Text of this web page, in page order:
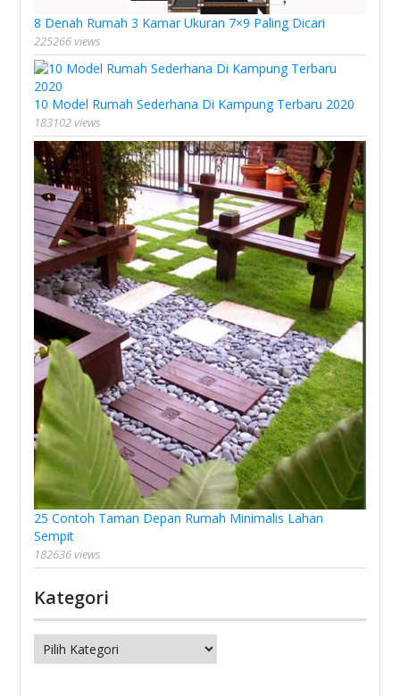
8 Denah Rumah 3 Kamar Ukuran 7×9 Paling Dicari
225266 views
10 Model Rumah Sederhana Di Kampung Terbaru 2020
183102 views
25 Contoh Taman Depan Rumah Minimalis Lahan
Sempit
182636 views
Kategori
Kategori